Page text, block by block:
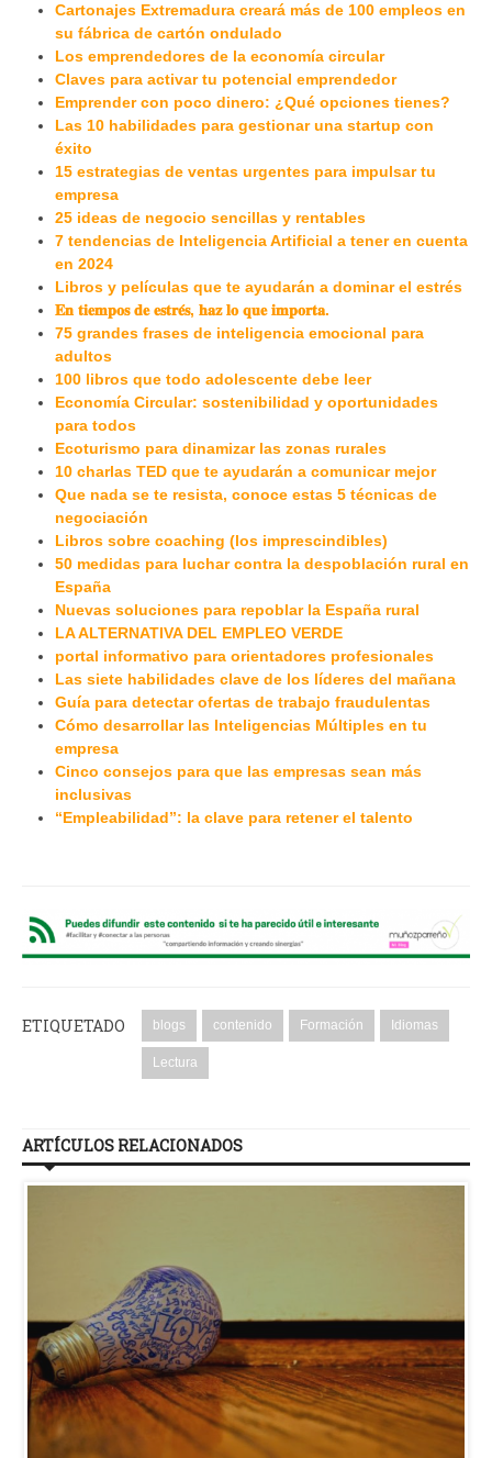
Cartonajes Extremadura creará más de 100 empleos en
su fábrica de cartón ondulado
Los emprendedores de la economía circular
Claves para activar tu potencial emprendedor
Emprender con poco dinero: ¿Qué opciones tienes?
Las 10 habilidades para gestionar una startup con
éxito
15 estrategias de ventas urgentes para impulsar tu
empresa
25 ideas de negocio sencillas y rentables
7 tendencias de Inteligencia Artificial a tener en cuenta
en 2024
Libros y películas que te ayudarán a dominar el estrés
𝐄𝐧 𝐭𝐢𝐞𝐦𝐩𝐨𝐬 𝐝𝐞 𝐞𝐬𝐭𝐫𝐞́𝐬, 𝐡𝐚𝐳 𝐥𝐨 𝐪𝐮𝐞 𝐢𝐦𝐩𝐨𝐫𝐭𝐚.
75 grandes frases de inteligencia emocional para
adultos
100 libros que todo adolescente debe leer
Economía Circular: sostenibilidad y oportunidades
para todos
Ecoturismo para dinamizar las zonas rurales
10 charlas TED que te ayudarán a comunicar mejor
Que nada se te resista, conoce estas 5 técnicas de
negociación
Libros sobre coaching (los imprescindibles)
50 medidas para luchar contra la despoblación rural en
España
Nuevas soluciones para repoblar la España rural
LA ALTERNATIVA DEL EMPLEO VERDE
portal informativo para orientadores profesionales
Las siete habilidades clave de los líderes del mañana
Guía para detectar ofertas de trabajo fraudulentas
Cómo desarrollar las Inteligencias Múltiples en tu
empresa
Cinco consejos para que las empresas sean más
inclusivas
“Empleabilidad”: la clave para retener el talento
ETIQUETADO blogs contenido Formación Idiomas
Lectura
ARTÍCULOS RELACIONADOS